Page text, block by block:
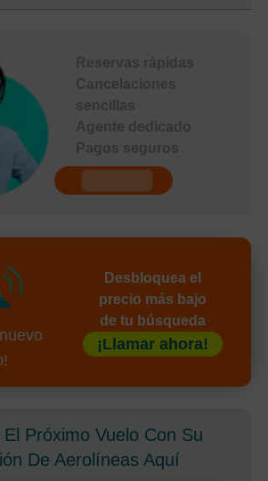
Reservas rápidas
Cancelaciones
sencillas
Agente dedicado
Pagos seguros
Desbloquea el
precio más bajo
de tu búsqueda
¡Llamar ahora!
Próximo Vuelo Con Su
De Aerolíneas Aquí